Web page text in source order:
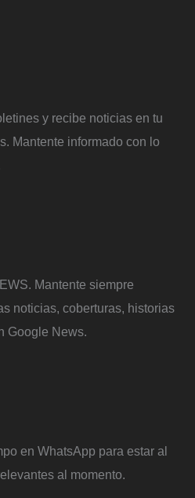
y recibe noticias en tu
Mantente informado con lo
Mantente siempre
noticias, coberturas, historias
Google News.
en WhatsApp para estar al
al momento.